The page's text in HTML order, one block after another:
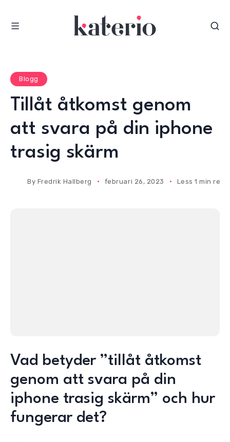
Blogg
Tillåt åtkomst genom
att svara på din iphone
trasig skärm
By Fredrik Hallberg februari 26, 2023 Less 1 min read
Vad betyder ”tillåt åtkomst
genom att svara på din
iphone trasig skärm” och hur
fungerar det?